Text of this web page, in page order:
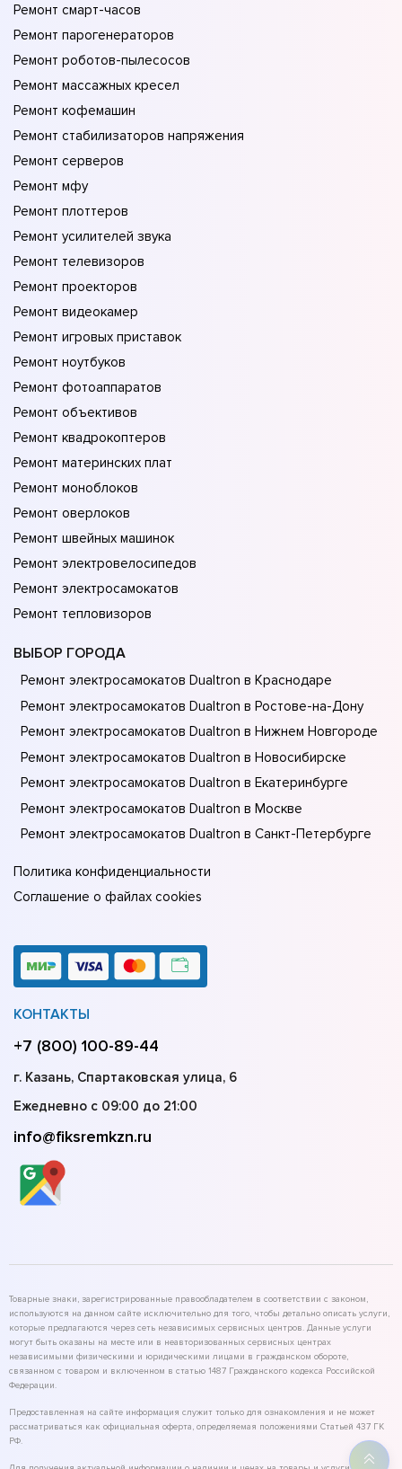
Ремонт смарт-часов
Ремонт парогенераторов
Ремонт роботов-пылесосов
Ремонт массажных кресел
Ремонт кофемашин
Ремонт стабилизаторов напряжения
Ремонт серверов
Ремонт мфу
Ремонт плоттеров
Ремонт усилителей звука
Ремонт телевизоров
Ремонт проекторов
Ремонт видеокамер
Ремонт игровых приставок
Ремонт ноутбуков
Ремонт фотоаппаратов
Ремонт объективов
Ремонт квадрокоптеров
Ремонт материнских плат
Ремонт моноблоков
Ремонт оверлоков
Ремонт швейных машинок
Ремонт электровелосипедов
Ремонт электросамокатов
Ремонт тепловизоров
ВЫБОР ГОРОДА
Ремонт электросамокатов Dualtron в Краснодаре
Ремонт электросамокатов Dualtron в Ростове-на-Донy
Ремонт электросамокатов Dualtron в Нижнем Новгороде
Ремонт электросамокатов Dualtron в Новосибирске
Ремонт электросамокатов Dualtron в Екатеринбурге
Ремонт электросамокатов Dualtron в Москве
Ремонт электросамокатов Dualtron в Санкт-Петербурге
Политика конфиденциальности
Соглашение о файлах cookies
КОНТАКТЫ
+7 (800) 100-89-44
г. Казань, Спартаковская улица, 6
Ежедневно с 09:00 до 21:00
info@fiksremkzn.ru
Товарные знаки, зарегистрированные правообладателем в соответствии с законом,
используются на данном сайте исключительно для того, чтобы детально описать услуги,
которые предлагаются через сеть независимых сервисных центров. Данные услуги
могут быть оказаны на месте или в неавторизованных сервисных центрах
независимыми физическими и юридическими лицами в гражданском обороте,
связанном с товаром и включенном в статью 1487 Гражданского кодекса Российской
Федерации.
Предоставленная на сайте информация служит только для ознакомления и не может
рассматриваться как официальная оферта, определяемая положениями Статьей 437 ГК
РФ.